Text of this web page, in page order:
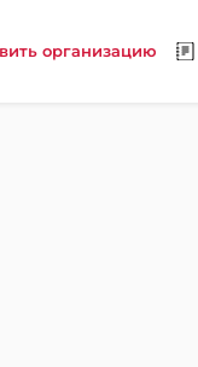
организацию